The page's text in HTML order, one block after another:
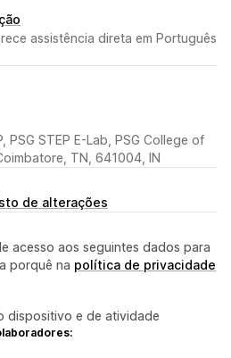
assistência direta em Português
PSG STEP E-Lab, PSG College of
TN, 641004, IN
de alterações
acesso aos seguintes dados para
porquê na política de privacidade
dispositivo e de atividade